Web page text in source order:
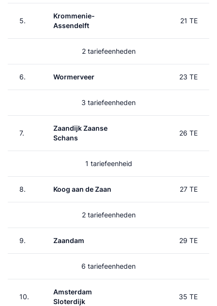
5.
Krommenie-
Assendelft
21 TE
2 tariefeenheden
6. Wormerveer 23 TE
3 tariefeenheden
7.
Zaandijk Zaanse
Schans
26 TE
1 tariefeenheid
8. Koog aan de Zaan 27 TE
2 tariefeenheden
9. Zaandam 29 TE
6 tariefeenheden
10.
Amsterdam
Sloterdijk
35 TE